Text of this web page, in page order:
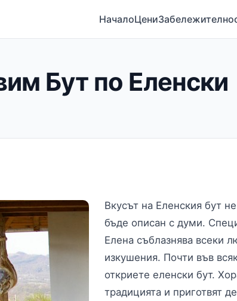
НачалоЦени
Бут по Еленски
Вкусът на Еленския бут
бъде описан с думи.
Елена съблазнява всеки
изкушения. Почти във
откриете еленски бут.
традицията и приготвят